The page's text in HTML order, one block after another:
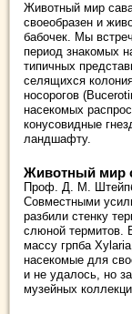
Животный мир
своеобразен и
бабочек. Мы
период знакомых
типичных
селящихся
носорогов
насекомых
конусовидные
ландшафту.
Животный мир
Проф. Д. М.
Совместными
разбили стенку
слюной термитов.
массу грпба
насекомые для
и не удалось, но
музейных